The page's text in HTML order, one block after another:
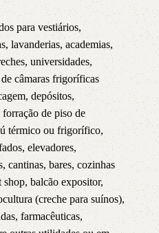
para vestiários,
lavanderias, academias,
universidades,
câmaras frigoríficas
depósitos,
de piso de
térmico ou frigorífico,
elevadores,
cantinas, bares, cozinhas
balcão expositor,
(creche para suínos),
farmacêuticas,